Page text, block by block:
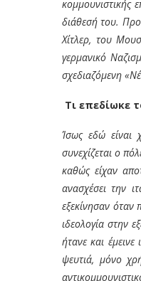
κομμουνιστικής
διάθεσή του.
Χίτλερ, του
γερμανικό
σχεδιαζόμενη
Τι επεδίωκε
Ίσως εδώ είναι
συνεχίζεται ο
καθώς είχαν
ανασχέσει την
εξεκίνησαν όταν
ιδεολογία στην
ήτανε και
ψευτιά, μόνο